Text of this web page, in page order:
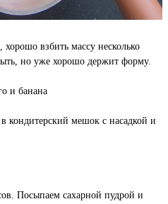
взбить массу несколько
но уже хорошо держит форму.
кондитерский мешок с насадкой и
Посыпаем сахарной пудрой и